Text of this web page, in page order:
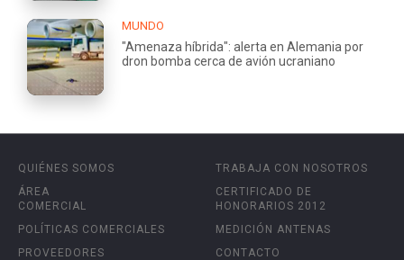
MUNDO
"Amenaza híbrida": alerta en Alemania por
dron bomba cerca de avión ucraniano
QUIÉNES SOMOS
ÁREA
COMERCIAL
POLÍTICAS COMERCIALES
PROVEEDORES
TRABAJA CON NOSOTROS
CERTIFICADO DE
HONORARIOS 2012
MEDICIÓN ANTENAS
CONTACTO